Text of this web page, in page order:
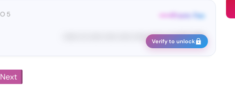
5 DAYS AGO From: Fac•••••
<#• LC••••• •• •••• •••••• ••••• ••••• ••••• ••• ••••••
Verify to unlock
Next